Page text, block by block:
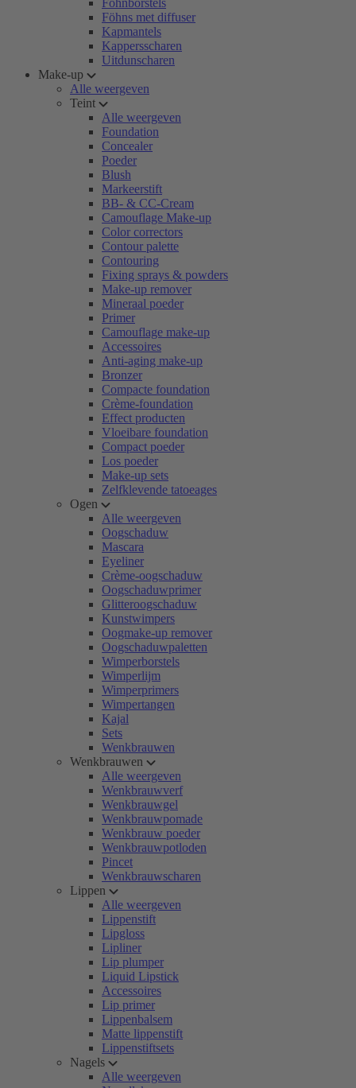
Föhnborstels
Föhns met diffuser
Kapmantels
Kappersscharen
Uitdunscharen
Make-up
Alle weergeven
Teint
Alle weergeven
Foundation
Concealer
Poeder
Blush
Markeerstift
BB- & CC-Cream
Camouflage Make-up
Color correctors
Contour palette
Contouring
Fixing sprays & powders
Make-up remover
Mineraal poeder
Primer
Camouflage make-up
Accessoires
Anti-aging make-up
Bronzer
Compacte foundation
Crème-foundation
Effect producten
Vloeibare foundation
Compact poeder
Los poeder
Make-up sets
Zelfklevende tatoeages
Ogen
Alle weergeven
Oogschaduw
Mascara
Eyeliner
Crème-oogschaduw
Oogschaduwprimer
Glitteroogschaduw
Kunstwimpers
Oogmake-up remover
Oogschaduwpaletten
Wimperborstels
Wimperlijm
Wimperprimers
Wimpertangen
Kajal
Sets
Wenkbrauwen
Wenkbrauwen
Alle weergeven
Wenkbrauwverf
Wenkbrauwgel
Wenkbrauwpomade
Wenkbrauw poeder
Wenkbrauwpotloden
Pincet
Wenkbrauwscharen
Lippen
Alle weergeven
Lippenstift
Lipgloss
Lipliner
Lip plumper
Liquid Lipstick
Accessoires
Lip primer
Lippenbalsem
Matte lippenstift
Lippenstiftsets
Nagels
Alle weergeven